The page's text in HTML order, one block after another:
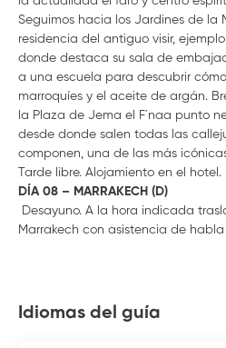
Seguimos hacia los Jardines de la
residencia del antiguo visir,
donde destaca su sala de
a una escuela para descubrir
marroquíes y el aceite de argán.
la Plaza de Jema el F´naa punto
desde donde salen todas las
componen, una de las más
Tarde libre. Alojamiento en el hotel.
DÍA 08 – MARRAKECH (D)
Desayuno. A la hora indicada
Marrakech con asistencia de
Idiomas del guía